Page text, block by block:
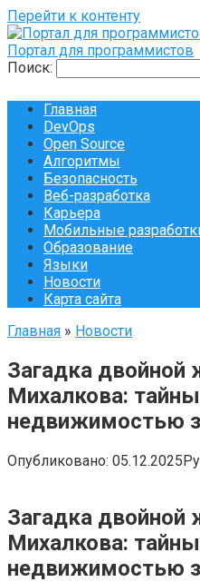
Перейти к контенту
Портал для программистов
Поиск:
Главная
DevOps
Open Source
Алгоритмы
Безопасность
Веб-разработка
Карьера
Мобильные
Образование
Языки
Новости
Карта сайта
Главная » Новости
Загадка двойной
Михалкова:
недвижимостью
Опубликовано: 05.12.2025
Загадка двойной
Михалкова:
недвижимостью